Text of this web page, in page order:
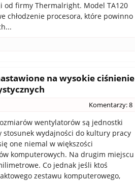
od firmy Thermalright. Model TA120
chłodzenie procesora, które powinno
na wysokie ciśnienie
Komentarzy: 8
wentylatorów są jednostki
stosunek wydajności do kultury pracy
one niemal w większości
komputerowych. Na drugim miejscu
Co jednak jeśli ktoś
zestawu komputerowego,